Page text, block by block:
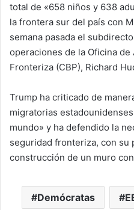
total de «658 niños y 638
la frontera sur del país con
semana pasada el
operaciones de la Oficina de
Fronteriza (CBP), Richard
Trump ha criticado de
migratorias
mundo» y ha defendido la
seguridad fronteriza, con su
construcción de un muro
Demócratas